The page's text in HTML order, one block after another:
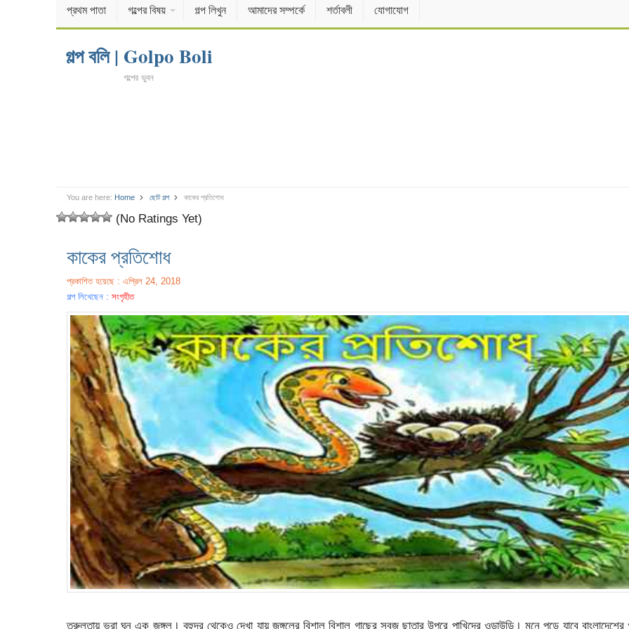
প্রথম পাতা গল্পের বিষয় গল্প লিখুন আমাদের সম্পর্কে শর্তাবলী যোগাযোগ
গল্প বলি | Golpo Boli
গল্পের ভুবন
You are here: Home ছোট গল্প কাকের প্রতিশোধ
(No Ratings Yet)
কাকের প্রতিশোধ
প্রকাশিত হয়েছে : এপ্রিল 24, 2018
গল্প লিখেছেন : সংগৃহীত
তরুলতায় ভরা ঘন এক জঙ্গল। বহুদূর থেকেও দেখা যায় জঙ্গলের বিশাল বিশাল গাছের সবুজ ছাতার উপরে পাখিদের ওড়াউড়ি। মনে পড়ে যাবে বাংলাদেশের